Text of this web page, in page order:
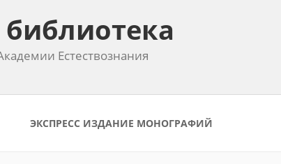
Естествознания
ЭКСПРЕСС ИЗДАНИЕ МОНОГРАФИЙ